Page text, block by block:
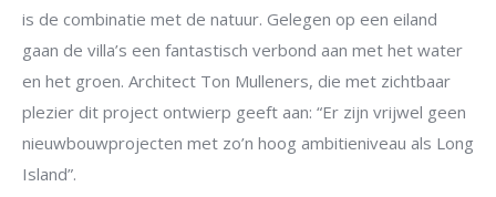
is de combinatie met de natuur. Gelegen op een eiland
gaan de villa’s een fantastisch verbond aan met het water
en het groen. Architect Ton Mulleners, die met zichtbaar
plezier dit project ontwierp geeft aan: “Er zijn vrijwel geen
nieuwbouwprojecten met zo’n hoog ambitieniveau als Long
Island”.